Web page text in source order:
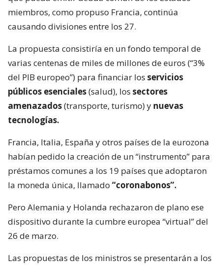
miembros, como propuso Francia, continúa
causando divisiones entre los 27.
La propuesta consistiría en un fondo temporal de
varias centenas de miles de millones de euros (“3%
del PIB europeo”) para financiar los servicios
públicos esenciales(salud), los sectores
amenazados(transporte, turismo) y nuevas
tecnologías.
Francia, Italia, España y otros países de la eurozona
habían pedido la creación de un “instrumento” para
préstamos comunes a los 19 países que adoptaron
la moneda única, llamado “coronabonos”.
Pero Alemania y Holanda rechazaron de plano ese
dispositivo durante la cumbre europea “virtual” del
26 de marzo.
Las propuestas de los ministros se presentarán a los